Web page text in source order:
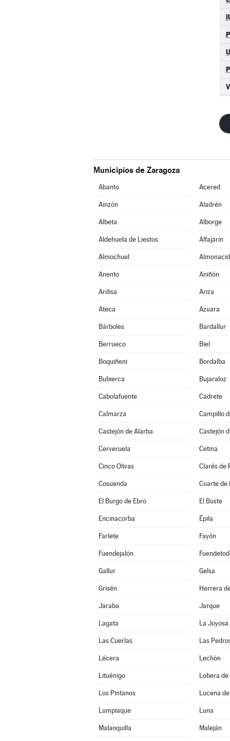
Municipios de Zaragoza
Abanto Acered
Ainzón Aladrén
Albeta Alborge
Aldehuela de Liestos Alfajarín
Almochuel
Anento Aniñón
Ardisa Ariza
Ateca Azuara
Bárboles Bardallur
Berrueco Biel
Boquiñeni Bordalba
Bubierca Bujaraloz
Cabolafuente Cadrete
Calmarza Campillo
Castejón de Alarba Castejón
Cerveruela Cetina
Cinco Olivas Clarés de
Cosuenda Cuarte de
El Burgo de Ebro El Buste
Encinacorba Épila
Farlete Fayón
Fuendejalón
Gallur Gelsa
Grisén Herrera
Jaraba Jarque
Lagata La Joyosa
Las Cuerlas Las
Lécera Lechón
Lituénigo Lobera de
Los Pintanos Lucena
Lumpiaque Luna
Malanquilla Maleján